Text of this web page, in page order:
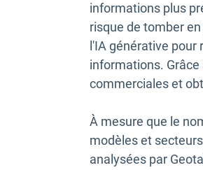
informations plus
risque de tomber
l'IA générative
informations.
commerciales et
À mesure que le
modèles et
analysées par